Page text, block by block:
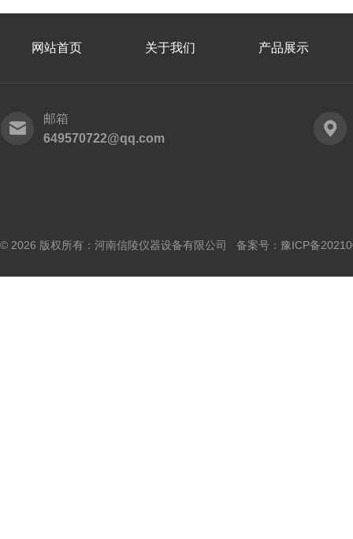
网站首页 关于我们 产品展示
邮箱
649570722@qq.com
© 2026 版权所有：河南信陵仪器设备有限公司 备案号： 豫ICP备